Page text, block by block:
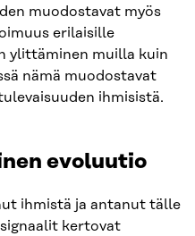
muodostavat myös
erilaisille
ylittäminen muilla kuin
nämä muodostavat
ihmisistä.
evoluutio
ihmistä ja antanut tälle
kertovat